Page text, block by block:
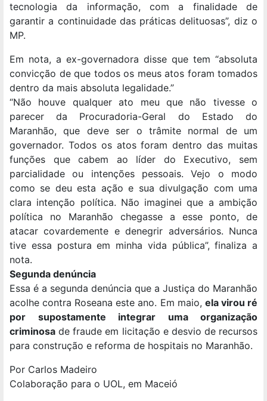
tecnologia da informação, com a finalidade de
garantir a continuidade das práticas delituosas”, diz o
MP.
Em nota, a ex-governadora disse que tem “absoluta
convicção de que todos os meus atos foram tomados
dentro da mais absoluta legalidade.”
“Não houve qualquer ato meu que não tivesse o
parecer da Procuradoria-Geral do Estado do
Maranhão, que deve ser o trâmite normal de um
governador. Todos os atos foram dentro das muitas
funções que cabem ao líder do Executivo, sem
parcialidade ou intenções pessoais. Vejo o modo
como se deu esta ação e sua divulgação com uma
clara intenção política. Não imaginei que a ambição
política no Maranhão chegasse a esse ponto, de
atacar covardemente e denegrir adversários. Nunca
tive essa postura em minha vida pública”, finaliza a
nota.
Segunda denúncia
Essa é a segunda denúncia que a Justiça do Maranhão
acolhe contra Roseana este ano. Em maio, ela virou ré
por supostamente integrar uma organização
criminosa de fraude em licitação e desvio de recursos
para construção e reforma de hospitais no Maranhão.
Por Carlos Madeiro
Colaboração para o UOL, em Maceió